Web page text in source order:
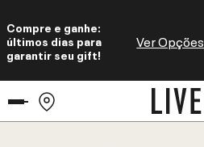
Compre e ganhe:
últimos dias para
garantir seu gift!
Ver Opções